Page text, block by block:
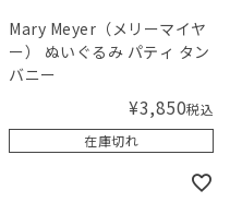
Mary Meyer（メリーマイヤ
ー） ぬいぐるみ パティ タン
バニー
¥3,850税込
在庫切れ